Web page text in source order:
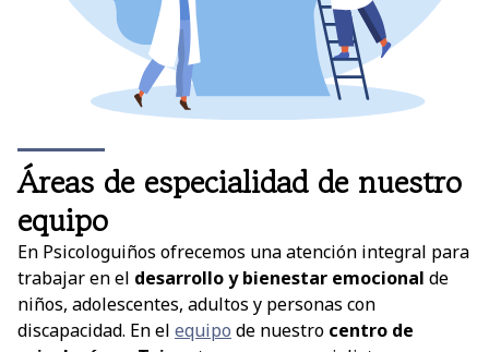
Áreas de especialidad de nuestro
equipo
En Psicologuiños ofrecemos una atención integral para
trabajar en el
niños, adolescentes, adultos y personas con
discapacidad. En elequipode nuestro centro de
psicología en Tuicontamos con especialistas en: